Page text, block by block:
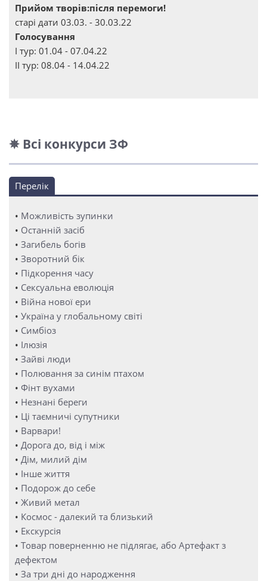
Прийом творів:після перемоги!
старі дати 03.03. - 30.03.22
Голосування
І тур: 01.04 - 07.04.22
ІІ тур: 08.04 - 14.04.22
✵ Всі конкурси ЗФ
Перелік
• Можливість зупинки
• Останній засіб
• Загибель богів
• Зворотний бік
• Підкорення часу
• Сексуальна еволюція
• Війна нової ери
• Україна у глобальному світі
• Симбіоз
• Ілюзія
• Зайві люди
• Полювання за синім птахом
• Фінт вухами
• Незнані береги
• Ці таємничі супутники
• Варвари!
• Дорога до, від і між
• Дім, милий дім
• Інше життя
• Подорож до себе
• Живий метал
• Космос - далекий та близький
• Екскурсія
• Товар поверненню не підлягає, або Артефакт з
дефектом
• За три дні до народження